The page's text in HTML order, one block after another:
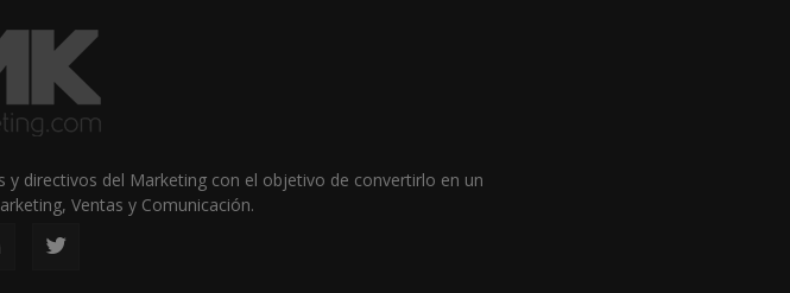
directivos del Marketing con el objetivo de convertirlo en un
Ventas y Comunicación.